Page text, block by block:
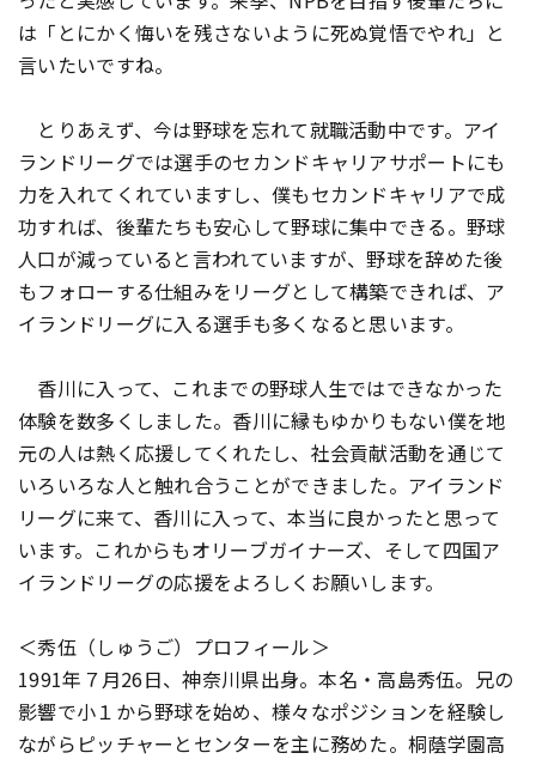
は「とにかく悔いを残さないように死ぬ覚悟でやれ」と
言いたいですね。
とりあえず、今は野球を忘れて就職活動中です。アイ
ランドリーグでは選手のセカンドキャリアサポートにも
力を入れてくれていますし、僕もセカンドキャリアで成
功すれば、後輩たちも安心して野球に集中できる。野球
人口が減っていると言われていますが、野球を辞めた後
もフォローする仕組みをリーグとして構築できれば、ア
イランドリーグに入る選手も多くなると思います。
香川に入って、これまでの野球人生ではできなかった
体験を数多くしました。香川に縁もゆかりもない僕を地
元の人は熱く応援してくれたし、社会貢献活動を通じて
いろいろな人と触れ合うことができました。アイランド
リーグに来て、香川に入って、本当に良かったと思って
います。これからもオリーブガイナーズ、そして四国ア
イランドリーグの応援をよろしくお願いします。
＜秀伍（しゅうご）プロフィール＞
1991年７月26日、神奈川県出身。本名・高島秀伍。兄の
影響で小１から野球を始め、様々なポジションを経験し
ながらピッチャーとセンターを主に務めた。桐蔭学園高